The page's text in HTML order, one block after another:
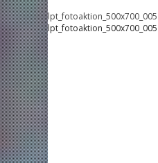
lpt_fotoaktion_500x700_005
lpt_fotoaktion_500x700_005